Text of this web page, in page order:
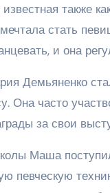
также
стать
и она
Демьяненко
Она часто
за свои
Маша
певческую